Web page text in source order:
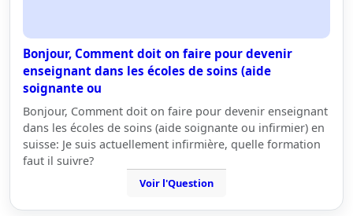
Bonjour, Comment doit on faire pour devenir
enseignant dans les écoles de soins (aide
soignante ou
Bonjour, Comment doit on faire pour devenir enseignant
dans les écoles de soins (aide soignante ou infirmier) en
suisse: Je suis actuellement infirmière, quelle formation
faut il suivre?
Voir l'Question